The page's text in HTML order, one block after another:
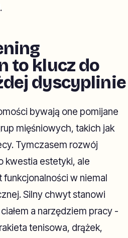
to klucz do
dyscyplinie
bywają one pomijane
mięśniowych, takich jak
Tymczasem rozwój
kwestia estetyki, ale
w niemal
Silny chwyt stanowi
a narzędziem pracy -
tenisowa, drążek,